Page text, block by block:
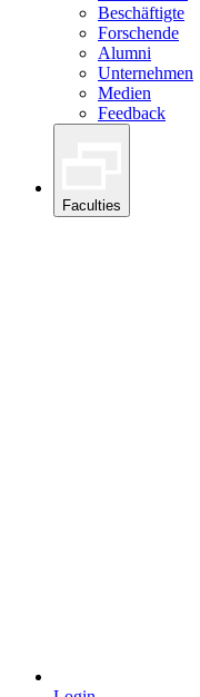
Beschäftigte
Forschende
Alumni
Unternehmen
Medien
Feedback
Faculties